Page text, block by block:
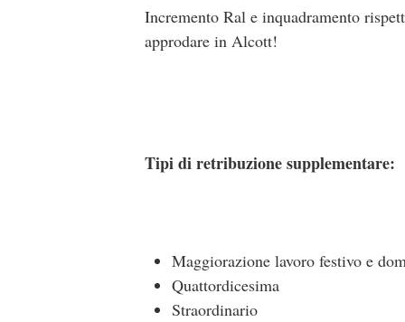
Incremento Ral e inquadramento
approdare in Alcott!
Tipi di retribuzione supplementare:
Maggiorazione lavoro festivo e
Quattordicesima
Straordinario